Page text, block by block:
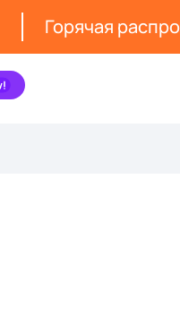
Горячая